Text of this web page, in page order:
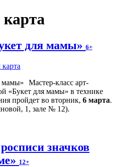
для мамы» 6+
Мастер-класс арт-
«Букет для мамы» в технике
пройдет во вторник, 6 марта.
1, зале № 12).
значков
12+